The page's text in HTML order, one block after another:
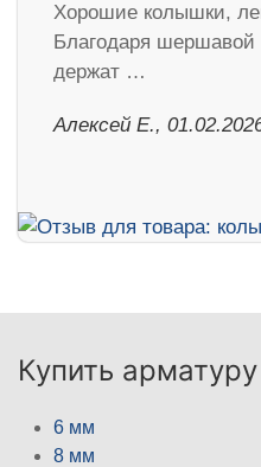
Хорошие колышки,
Благодаря шершавой
держат …
Алексей Е.,
Купить арматуру
6 мм
8 мм